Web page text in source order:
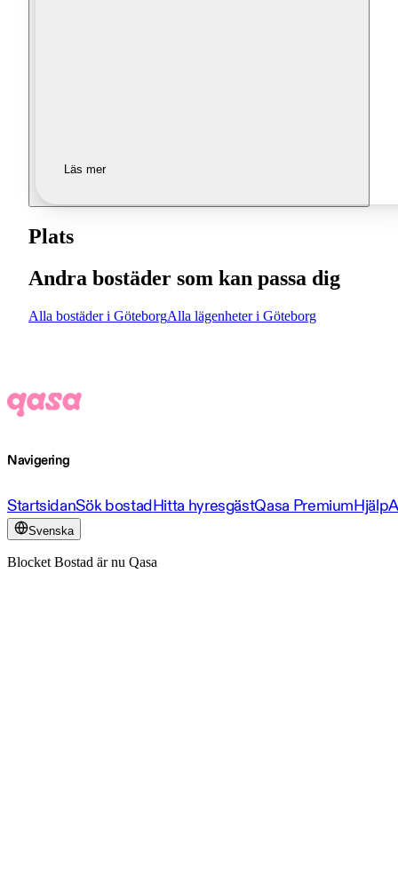
Läs mer
Plats
Andra bostäder som kan passa dig
Alla bostäder i GöteborgAlla lägenheter i Göteborg
Navigering
StartsidanSök bostadHitta hyresgästQasa PremiumHjälp
Svenska
Blocket Bostad är nu Qasa